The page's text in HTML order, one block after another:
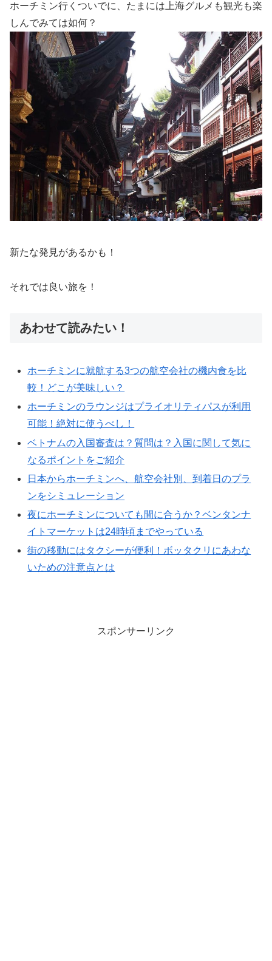
ホーチミン行くついでに、たまには上海グルメも観光も楽
しんでみては如何？
新たな発見があるかも！
それでは良い旅を！
あわせて読みたい！
ホーチミンに就航する3つの航空会社の機内食を比
較！どこが美味しい？
ホーチミンのラウンジはプライオリティパスが利用
可能！絶対に使うべし！
ベトナムの入国審査は？質問は？入国に関して気に
なるポイントをご紹介
日本からホーチミンへ、航空会社別、到着日のプラ
ンをシミュレーション
夜にホーチミンについても間に合うか？ベンタンナ
イトマーケットは24時頃までやっている
街の移動にはタクシーが便利！ボッタクリにあわな
いための注意点とは
スポンサーリンク